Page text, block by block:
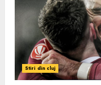
Stiri din cluj